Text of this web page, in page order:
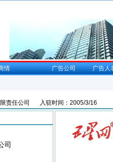
情 广告公司 广告人
责任公司 入驻时间：2005/3/16
司